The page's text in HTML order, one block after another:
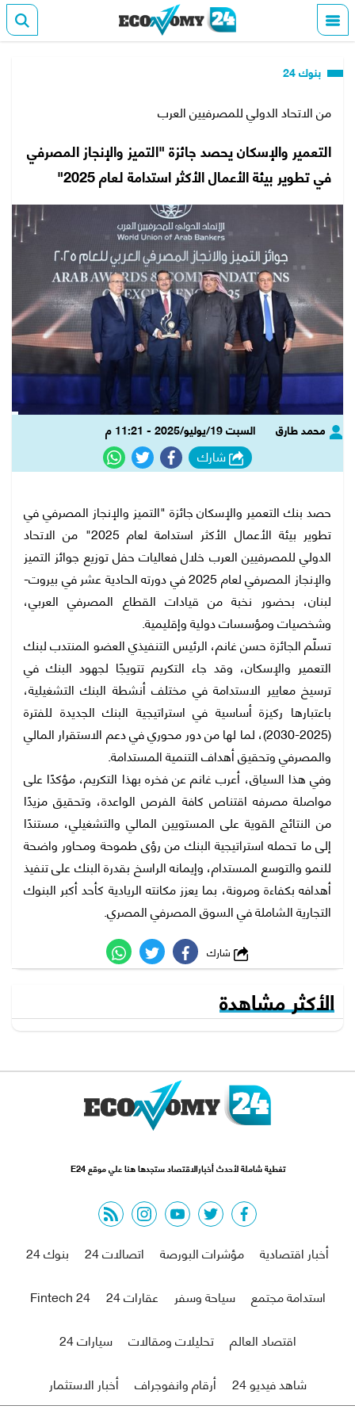
بنوك 24
من الاتحاد الدولي للمصرفيين العرب
التعمير والإسكان يحصد جائزة "التميز والإنجاز المصرفي
في تطوير بيئة الأعمال الأكثر استدامة لعام 2025"
محمد طارق السبت 19/يوليو/2025 - 11:21 م
شارك
حصد بنك التعمير والإسكان جائزة "التميز والإنجاز المصرفي في
تطوير بيئة الأعمال الأكثر استدامة لعام 2025" من الاتحاد
الدولي للمصرفيين العرب خلال فعاليات حفل توزيع جوائز التميز
والإنجاز المصرفي لعام 2025 في دورته الحادية عشر في بيروت-
لبنان، بحضور نخبة من قيادات القطاع المصرفي العربي،
وشخصيات ومؤسسات دولية وإقليمية.
تسلّم الجائزة حسن غانم، الرئيس التنفيذي العضو المنتدب لبنك
التعمير والإسكان، وقد جاء التكريم تتويجًا لجهود البنك في
ترسيخ معايير الاستدامة في مختلف أنشطة البنك التشغيلية،
باعتبارها ركيزة أساسية في استراتيجية البنك الجديدة للفترة
(2025-2030)، لما لها من دور محوري في دعم الاستقرار المالي
والمصرفي وتحقيق أهداف التنمية المستدامة.
وفي هذا السياق، أعرب غانم عن فخره بهذا التكريم، مؤكدًا على
مواصلة مصرفه اقتناص كافة الفرص الواعدة، وتحقيق مزيدًا
من النتائج القوية على المستويين المالي والتشغيلي، مستندًا
إلى ما تحمله استراتيجية البنك من رؤى طموحة ومحاور واضحة
للنمو والتوسع المستدام، وإيمانه الراسخ بقدرة البنك على تنفيذ
أهدافه بكفاءة ومرونة، بما يعزز مكانته الريادية كأحد أكبر البنوك
التجارية الشاملة في السوق المصرفي المصري.
الأكثر مشاهدة
تغطية شاملة لأحدث أخبارالاقتصاد ستجدها هنا علي موقع E24
facebook
twitter
youtube
instagram
rss feed
أخبار اقتصادية
مؤشرات البورصة اتصالات 24
بنوك 24
استدامة مجتمع
سياحة وسفر عقارات 24
Fintech 24
اقتصاد العالم
تحليلات ومقالات
سيارات 24
شاهد فيديو 24
أرقام وانفوجراف أخبار الاستثمار